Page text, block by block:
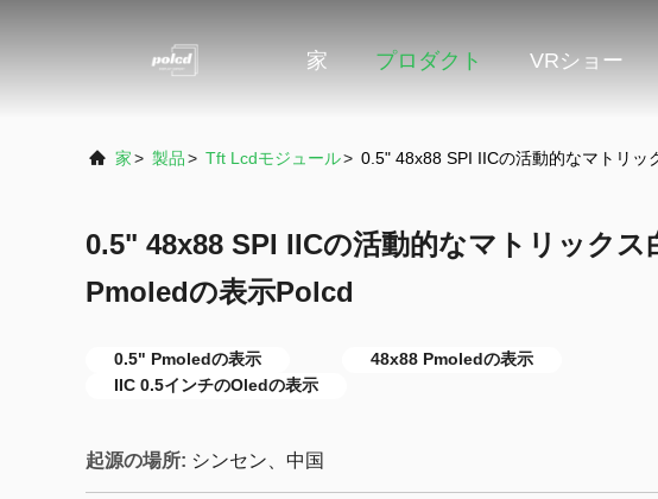
家 プロダクト VRショー
家> 製品> Tft Lcdモジュール> 0.5" 48x88 SPI IICの活動的なマトリッ
0.5" 48x88 SPI IICの活動的なマトリックス
Pmoledの表示Polcd
0.5" Pmoledの表示
48x88 Pmoledの表示
IIC 0.5インチのOledの表示
起源の場所: シンセン、中国